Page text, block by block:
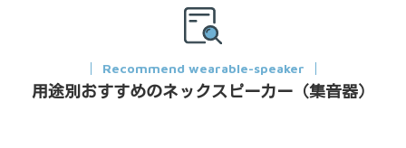
Recommend wearable-speaker
用途別おすすめのネックスピーカー（集音器）